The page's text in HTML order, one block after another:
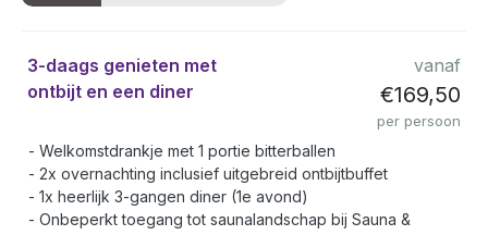
3-daags genieten met
ontbijt en een diner
vanaf
€169,50
per persoon
Welkomstdrankje met 1 portie bitterballen
2x overnachting inclusief uitgebreid ontbijtbuffet
1x heerlijk 3-gangen diner (1e avond)
Onbeperkt toegang tot saunalandschap bij Sauna &